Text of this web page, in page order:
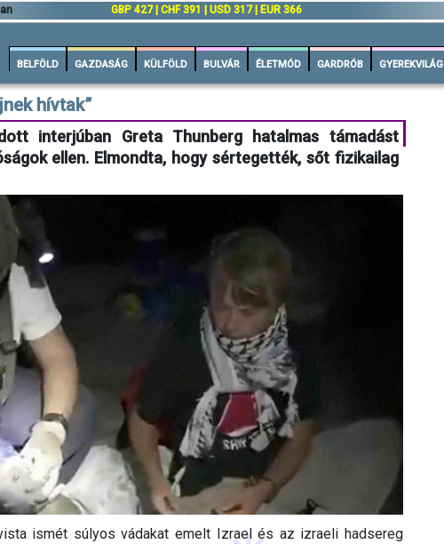
GBP 427 | CHF 391 | USD 317 | EUR 366
BELFÖLD GAZDASÁG KÜLFÖLD BULVÁR ÉLETMÓD GARDRÓB GYEREKVILÁG
hívtak”
interjúban Greta Thunberg hatalmas támadást
ellen. Elmondta, hogy sértegették, sőt fizikailag
ismét súlyos vádakat emelt Izrael és az izraeli hadsereg